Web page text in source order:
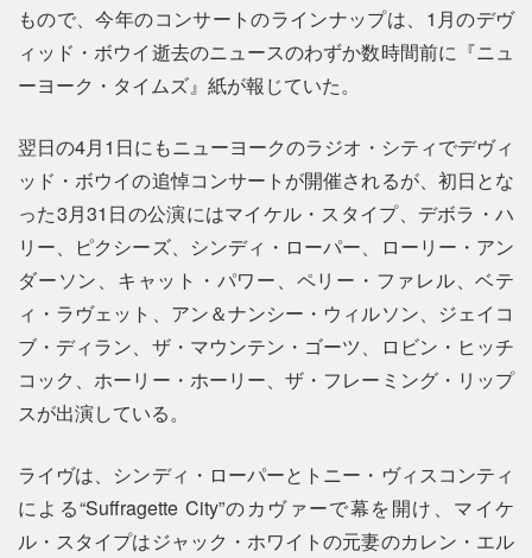
もので、今年のコンサートのラインナップは、1月のデヴ
ィッド・ボウイ逝去のニュースのわずか数時間前に『ニュ
ーヨーク・タイムズ』紙が報じていた。
翌日の4月1日にもニューヨークのラジオ・シティでデヴィ
ッド・ボウイの追悼コンサートが開催されるが、初日とな
った3月31日の公演にはマイケル・スタイプ、デボラ・ハ
リー、ピクシーズ、シンディ・ローパー、ローリー・アン
ダーソン、キャット・パワー、ペリー・ファレル、ベテ
ィ・ラヴェット、アン＆ナンシー・ウィルソン、ジェイコ
ブ・ディラン、ザ・マウンテン・ゴーツ、ロビン・ヒッチ
コック、ホーリー・ホーリー、ザ・フレーミング・リップ
スが出演している。
ライヴは、シンディ・ローパーとトニー・ヴィスコンティ
による“Suffragette City”のカヴァーで幕を開け、マイケ
ル・スタイプはジャック・ホワイトの元妻のカレン・エル